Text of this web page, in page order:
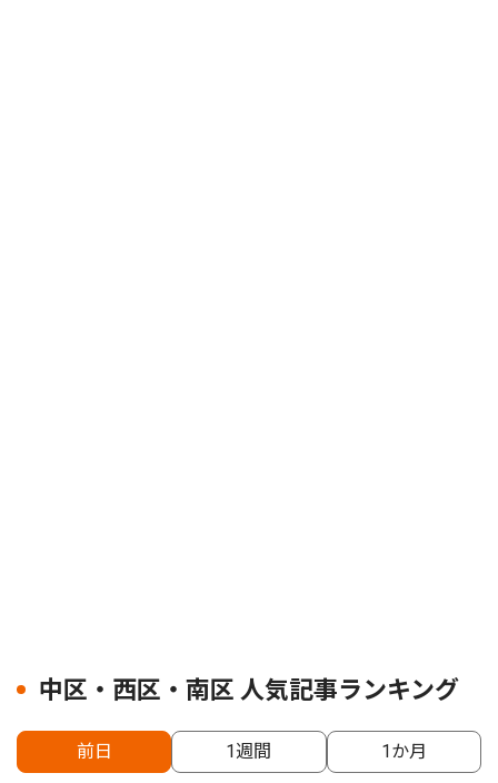
中区・西区・南区 人気記事ランキング
前日 1週間 1か月